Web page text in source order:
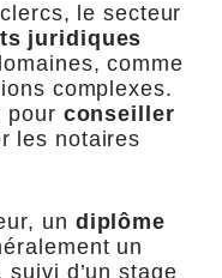
le secteur
juridiques
comme
complexes.
pour conseiller
les notaires
un diplôme
un
suivi d’un stage